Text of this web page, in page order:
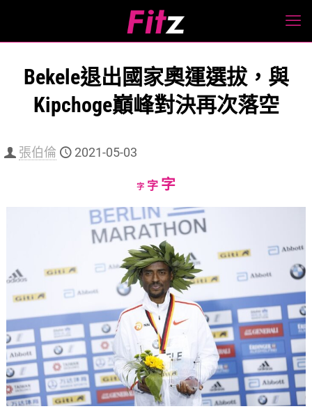
Bekele退出國家奧運選拔，與
Kipchoge巔峰對決再次落空
張伯倫 2021-05-03
字Decrease
size.
字Reset
size.
字Increase
size.